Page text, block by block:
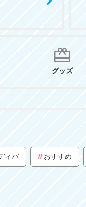
グッズ
ィバ おすすめ